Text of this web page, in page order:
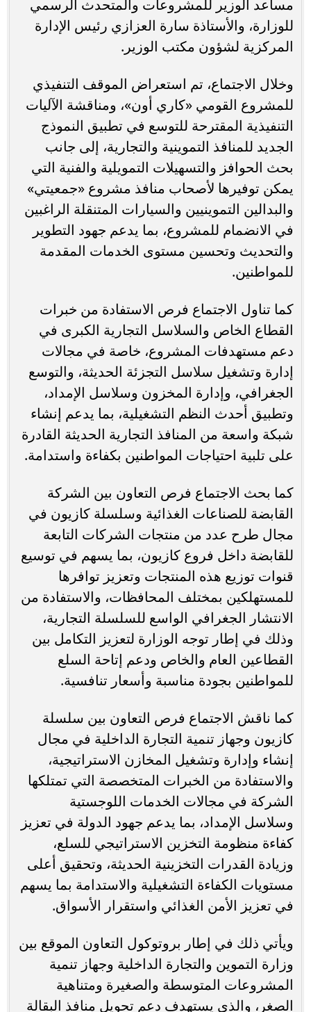
مساعد الوزير للمشروعات والمتحدث الرسمي
للوزارة، والأستاذة سارة العزازي رئيس الإدارة
المركزية لشؤون مكتب الوزير.
وخلال الاجتماع، تم استعراض الموقف التنفيذي
للمشروع القومي «كاري أون»، ومناقشة الآليات
التنفيذية المقترحة للتوسع في تطبيق النموذج
الجديد للمنافذ التموينية والتجارية، إلى جانب
بحث الحوافز والتسهيلات التمويلية والفنية التي
يمكن توفيرها لأصحاب منافذ مشروع «جمعيتي»
والبدالين التموينيين والسيارات المتنقلة الراغبين
في الانضمام للمشروع، بما يدعم جهود التطوير
والتحديث وتحسين مستوى الخدمات المقدمة
للمواطنين.
كما تناول الاجتماع فرص الاستفادة من خبرات
القطاع الخاص والسلاسل التجارية الكبرى في
دعم مستهدفات المشروع، خاصة في مجالات
إدارة وتشغيل سلاسل التجزئة الحديثة، والتوسع
الجغرافي، وإدارة المخزون وسلاسل الإمداد،
وتطبيق أحدث النظم التشغيلية، بما يدعم إنشاء
شبكة واسعة من المنافذ التجارية الحديثة القادرة
على تلبية احتياجات المواطنين بكفاءة واستدامة.
كما بحث الاجتماع فرص التعاون بين الشركة
القابضة للصناعات الغذائية وسلسلة كازيون في
مجال طرح عدد من منتجات الشركات التابعة
للقابضة داخل فروع كازيون، بما يسهم في توسيع
قنوات توزيع هذه المنتجات وتعزيز توافرها
للمستهلكين بمختلف المحافظات، والاستفادة من
الانتشار الجغرافي الواسع للسلسلة التجارية،
وذلك في إطار توجه الوزارة لتعزيز التكامل بين
القطاعين العام والخاص ودعم إتاحة السلع
للمواطنين بجودة مناسبة وأسعار تنافسية.
كما ناقش الاجتماع فرص التعاون بين سلسلة
كازيون وجهاز تنمية التجارة الداخلية في مجال
إنشاء وإدارة وتشغيل المخازن الاستراتيجية،
والاستفادة من الخبرات المتخصصة التي تمتلكها
الشركة في مجالات الخدمات اللوجستية
وسلاسل الإمداد، بما يدعم جهود الدولة في تعزيز
كفاءة منظومة التخزين الاستراتيجي للسلع،
وزيادة القدرات التخزينية الحديثة، وتحقيق أعلى
مستويات الكفاءة التشغيلية والاستدامة بما يسهم
في تعزيز الأمن الغذائي واستقرار الأسواق.
ويأتي ذلك في إطار بروتوكول التعاون الموقع بين
وزارة التموين والتجارة الداخلية وجهاز تنمية
المشروعات المتوسطة والصغيرة ومتناهية
الصغر، والذي يستهدف دعم تحويل منافذ البقالة